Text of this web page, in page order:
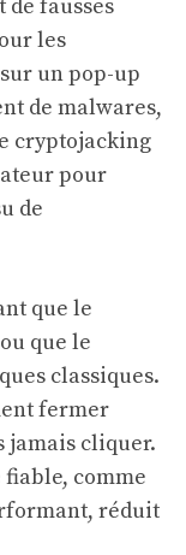
fausses
les
un pop-up
de malwares,
cryptojacking
pour
de
que le
que le
classiques.
fermer
jamais cliquer.
comme
réduit